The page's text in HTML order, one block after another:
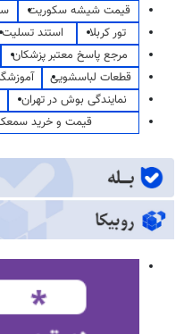
قیمت شیشه سکوریت
تور کربلا
استند تسلیت
مرجع پاسخ معتبر پزشکان
قطعات لباسشویی
نمایندگی بوش در تهران
قیمت و خرید سمعک